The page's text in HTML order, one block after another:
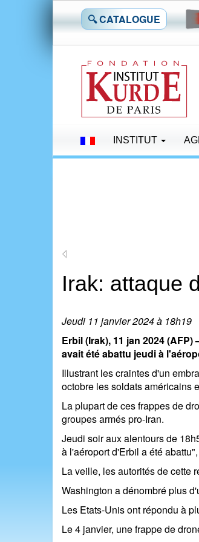
🔍 CATALOGUE
INSTITUT
Irak: attaque
Jeudi 11 janvier 2024 à 18h19
Erbil (Irak), 11 jan 2024
avait été abattu jeudi à
Illustrant les craintes d'un
octobre les soldats américains
La plupart de ces frappes de
groupes armés pro-Iran.
Jeudi soir aux alentours de
à l'aéroport d'Erbil a été
La veille, les autorités de cette
Washington a dénombré plus
Les Etats-Unis ont répondu à
Le 4 janvier, une frappe de